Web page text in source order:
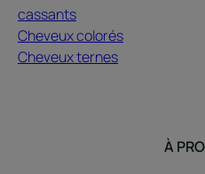
cassants
Cheveux colorés
Cheveux ternes
À